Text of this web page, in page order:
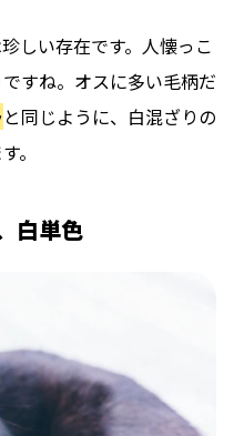
しい存在です。人懐っこ
すね。オスに多い毛柄だ
と同じように、白混ざりの
。
白単色